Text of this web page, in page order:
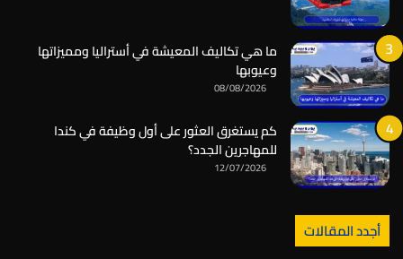
ما هي تكاليف المعيشة في أستراليا ومميزاتها
وعيوبها
08/08/2026
كم يستغرق العثور على أول وظيفة في كندا
للمهاجرين الجدد؟
12/07/2026
أجدد المقالات